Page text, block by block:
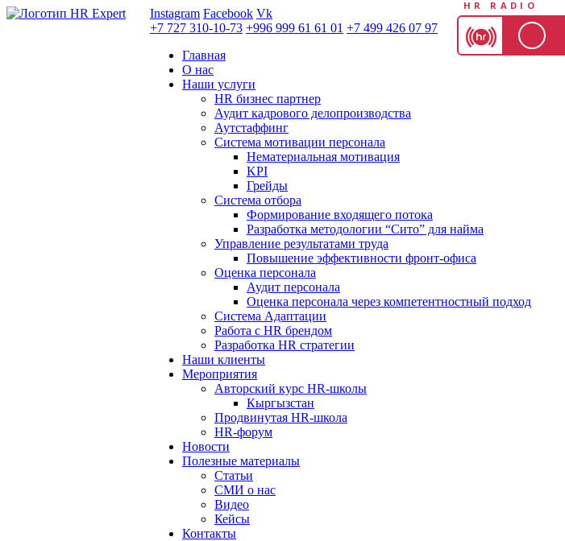
Instagram Facebook Vk
+7 727 310-10-73 +996 999 61 61 01 +7 499 426 07 97
Главная
О нас
Наши услуги
HR бизнес партнер
Аудит кадрового делопроизводства
Аутстаффинг
Система мотивации персонала
Нематериальная мотивация
KPI
Грейды
Система отбора
Формирование входящего потока
Разработка методологии “Сито” для найма
Управление результатами труда
Повышение эффективности фронт-офиса
Оценка персонала
Аудит персонала
Оценка персонала через компетентностный подход
Система Адаптации
Работа с HR брендом
Разработка HR стратегии
Наши клиенты
Мероприятия
Авторский курс HR-школы
Кыргызстан
Продвинутая HR-школа
HR-форум
Новости
Полезные материалы
Статьи
СМИ о нас
Видео
Кейсы
Контакты
HR RADIO